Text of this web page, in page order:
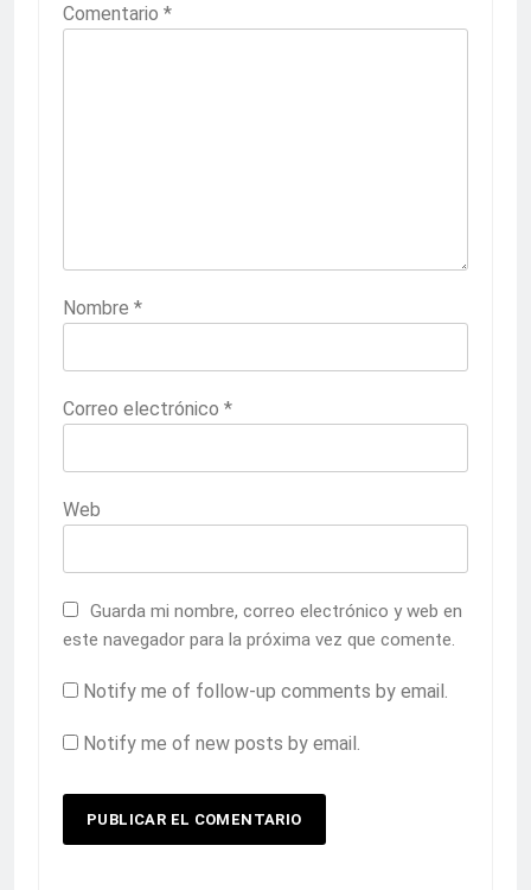
Comentario *
Nombre *
Correo electrónico *
Web
Guarda mi nombre, correo electrónico y web en
este navegador para la próxima vez que comente.
Notify me of follow-up comments by email.
Notify me of new posts by email.